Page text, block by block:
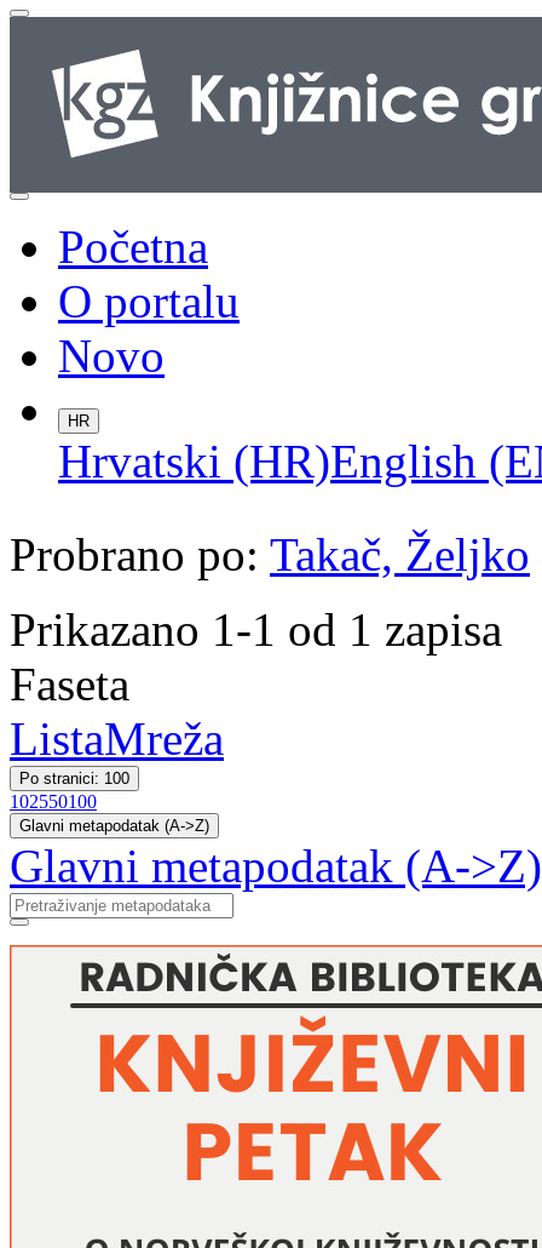
Početna
O portalu
Novo
HR
Hrvatski (HR)English
Probrano po: Takač, Željko
Prikazano 1-1 od 1 zapisa
Faseta
ListaMreža
Po stranici: 100
102550100
Glavni metapodatak (A->Z)
Glavni metapodatak (A->Z)